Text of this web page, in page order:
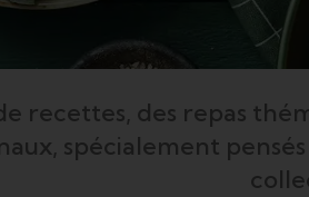
recettes, des repas
spécialement